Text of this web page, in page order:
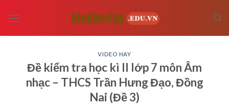
VIDEO HAY
Đề kiểm tra học kì II lớp 7 môn Âm
nhạc – THCS Trần Hưng Đạo, Đồng
Nai (Đề 3)